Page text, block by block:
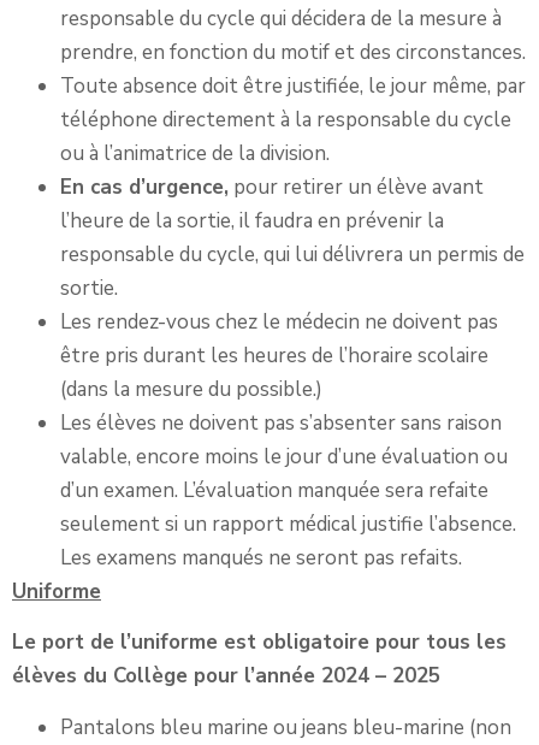
responsable du cycle qui décidera de la mesure à
prendre, en fonction du motif et des circonstances.
Toute absence doit être justifiée, le jour même, par
téléphone directement à la responsable du cycle
ou à l’animatrice de la division.
En cas d’urgence, pour retirer un élève avant
l’heure de la sortie, il faudra en prévenir la
responsable du cycle, qui lui délivrera un permis de
sortie.
Les rendez-vous chez le médecin ne doivent pas
être pris durant les heures de l’horaire scolaire
(dans la mesure du possible.)
Les élèves ne doivent pas s’absenter sans raison
valable, encore moins le jour d’une évaluation ou
d’un examen. L’évaluation manquée sera refaite
seulement si un rapport médical justifie l’absence.
Les examens manqués ne seront pas refaits.
Uniforme
Le port de l’uniforme est obligatoire pour tous les
élèves du Collège pour l’année 2024 – 2025
Pantalons bleu marine ou jeans bleu-marine (non